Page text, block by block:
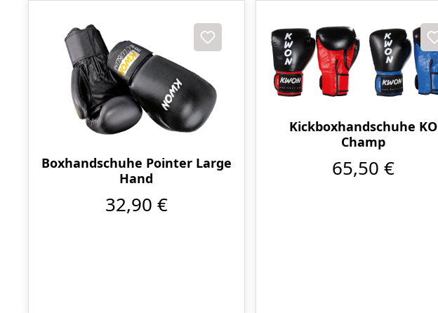
Boxhandschuhe Pointer Large
Hand
32,90 €
Kickboxhandschuhe KO
Champ
65,50 €